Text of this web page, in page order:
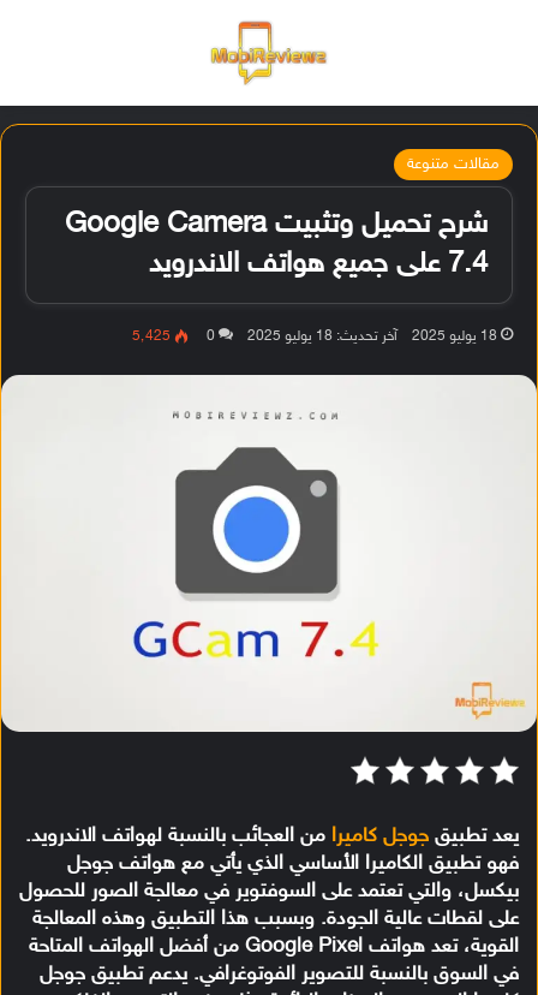
مقالات متنوعة
شرح تحميل وتثبيت Google Camera
7.4 على جميع هواتف الاندرويد
18 يوليو 2025 آخر تحديث: 18 يوليو 2025 0 5٬425
يعد تطبيق جوجل كاميرا من العجائب بالنسبة لهواتف الاندرويد.
فهو تطبيق الكاميرا الأساسي الذي يأتي مع هواتف جوجل
بيكسل، والتي تعتمد على السوفتوير في معالجة الصور للحصول
على لقطات عالية الجودة. وبسبب هذا التطبيق وهذه المعالجة
القوية، تعد هواتف Google Pixel من أفضل الهواتف المتاحة
في السوق بالنسبة للتصوير الفوتوغرافي. يدعم تطبيق جوجل